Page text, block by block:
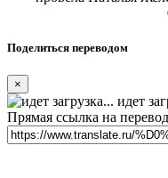
Поделиться переводом
×
идет
Прямая ссылка на